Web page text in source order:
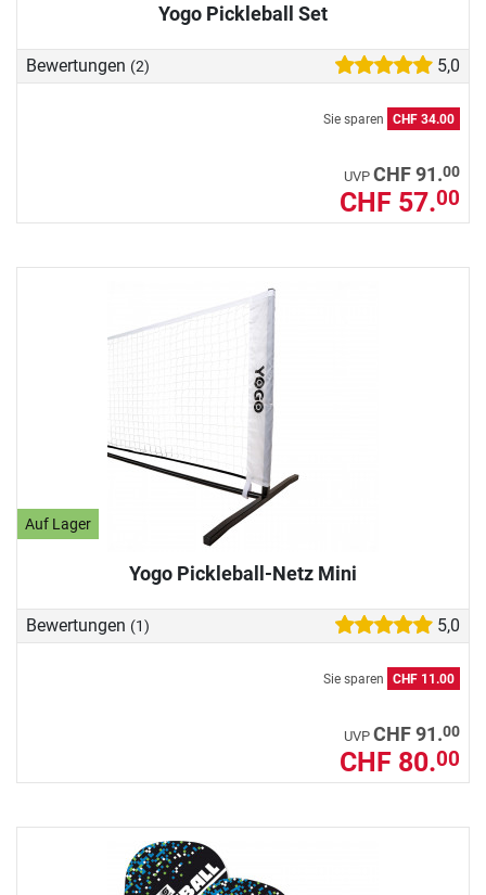
Yogo Pickleball Set
Bewertungen (2) 5,0
Sie sparen CHF 34.00
UVP CHF 91.00
CHF 57.00
Auf Lager
Yogo Pickleball-Netz Mini
Bewertungen (1) 5,0
Sie sparen CHF 11.00
UVP CHF 91.00
CHF 80.00